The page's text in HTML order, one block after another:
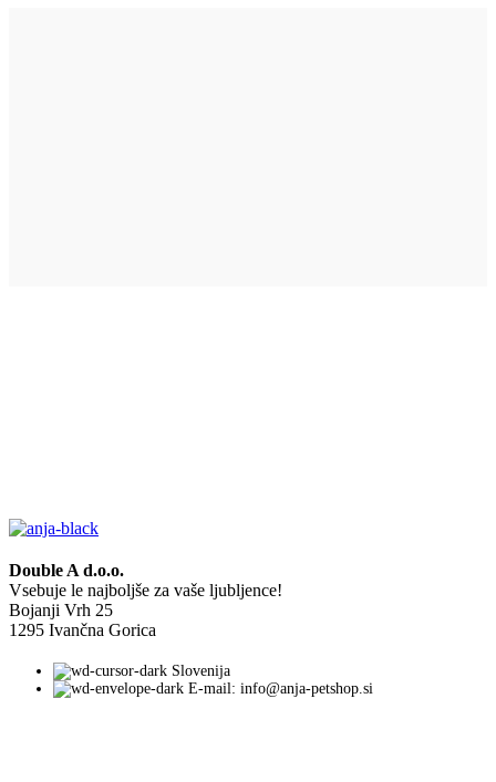
Double A d.o.o.
Vsebuje le najboljše za vaše ljubljence!
Bojanji Vrh 25
1295 Ivančna Gorica
Slovenija
E-mail: info@anja-petshop.si